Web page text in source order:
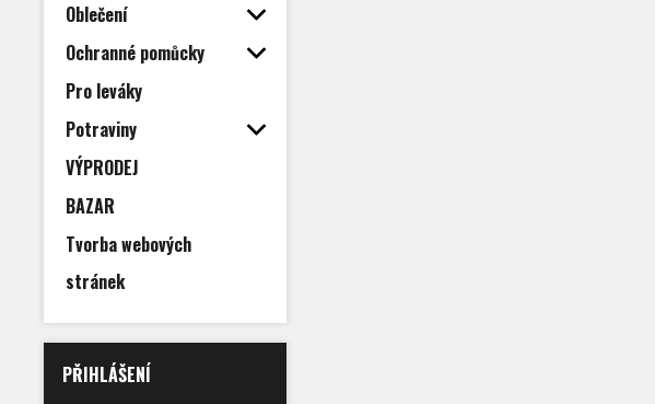
Oblečení
Ochranné pomůcky
Pro leváky
Potraviny
VÝPRODEJ
BAZAR
Tvorba webových
stránek
PŘIHLÁŠENÍ